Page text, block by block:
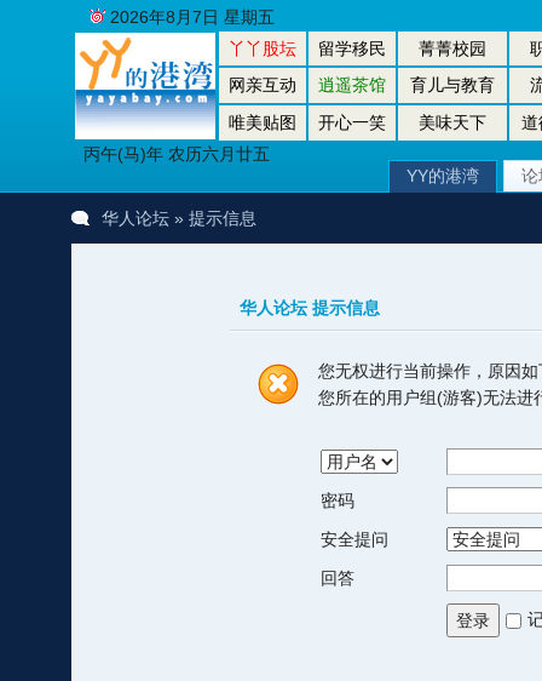
丫丫股坛 留学移民 菁菁校园
网亲互动
逍遥茶馆 育儿与教育
唯美贴图
开心一笑 美味天下
道
丙午(马)年 农历六月廿五
2026年8月7日 星期五
YY的港湾 论
华人论坛» 提示信息
华人论坛 提示信息
您无权进行当前操作，原因如
您所在的用户组(游客)无法进
密码
安全提问
回答
登录